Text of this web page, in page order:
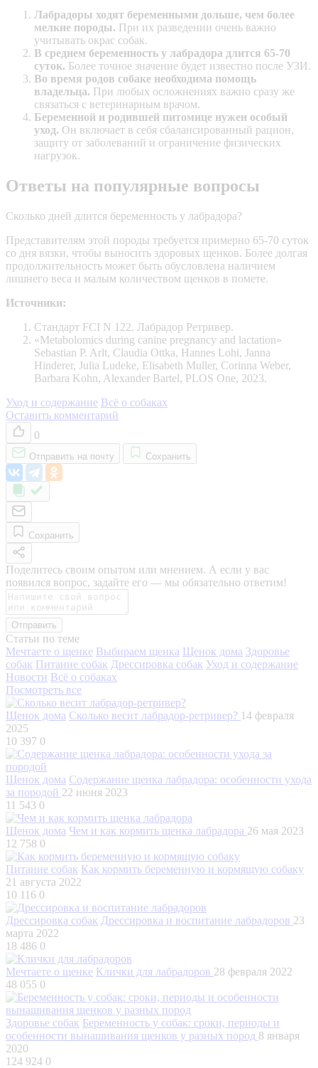
Лабрадоры ходят беременными дольше, чем более
мелкие породы. При их разведении очень важно
учитывать окрас собак.
В среднем беременность у лабрадора длится 65-70
суток. Более точное значение будет известно после УЗИ.
Во время родов собаке необходима помощь
владельца. При любых осложнениях важно сразу же
связаться с ветеринарным врачом.
Беременной и родившей питомице нужен особый
уход. Он включает в себя сбалансированный рацион,
защиту от заболеваний и ограничение физических
нагрузок.
Ответы на популярные вопросы
Сколько дней длится беременность у лабрадора?
Представителям этой породы требуется примерно 65-70 суток
со дня вязки, чтобы выносить здоровых щенков. Более долгая
продолжительность может быть обусловлена наличием
лишнего веса и малым количеством щенков в помете.
Источники:
Стандарт FCI N 122. Лабрадор Ретривер.
«Metabolomics during canine pregnancy and lactation»
Sebastian P. Arlt, Claudia Ottka, Hannes Lohi, Janna
Hinderer, Julia Ludeke, Elisabeth Muller, Corinna Weber,
Barbara Kohn, Alexander Bartel, PLOS One, 2023.
Уход и содержание Всё о собаках
Оставить комментарий
0
Отправить на почту Сохранить
Сохранить
Поделитесь своим опытом или мнением. А если у вас
появился вопрос, задайте его — мы обязательно ответим!
Отправить
Статьи по теме
Мечтаете о щенке Выбираем щенка Щенок дома Здоровье
собак Питание собак Дрессировка собак Уход и содержание
Новости Всё о собаках
Посмотреть все
Щенок дома Сколько весит лабрадор-ретривер? 14 февраля
2025
10 397 0
Щенок дома Содержание щенка лабрадора: особенности ухода
за породой 22 июня 2023
11 543 0
Щенок дома Чем и как кормить щенка лабрадора 26 мая 2023
12 758 0
Питание собак Как кормить беременную и кормящую собаку
21 августа 2022
10 116 0
Дрессировка собак Дрессировка и воспитание лабрадоров 23
марта 2022
18 486 0
Мечтаете о щенке Клички для лабрадоров 28 февраля 2022
48 055 0
Здоровье собак Беременность у собак: сроки, периоды и
особенности вынашивания щенков у разных пород 8 января
2020
124 924 0